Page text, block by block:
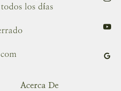
los días
Acerca De